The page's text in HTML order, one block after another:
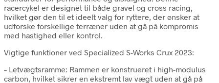
racercykel er designet til både gravel og cross racing,
hvilket gør den til et ideelt valg for ryttere, der ønsker at
udforske forskellige terræner uden at gå på kompromis
med hastighed eller kontrol.
Vigtige funktioner ved Specialized S-Works Crux 2023:
– Letvægtsramme: Rammen er konstrueret i high-modulus
carbon, hvilket sikrer en ekstremt lav vægt uden at gå på